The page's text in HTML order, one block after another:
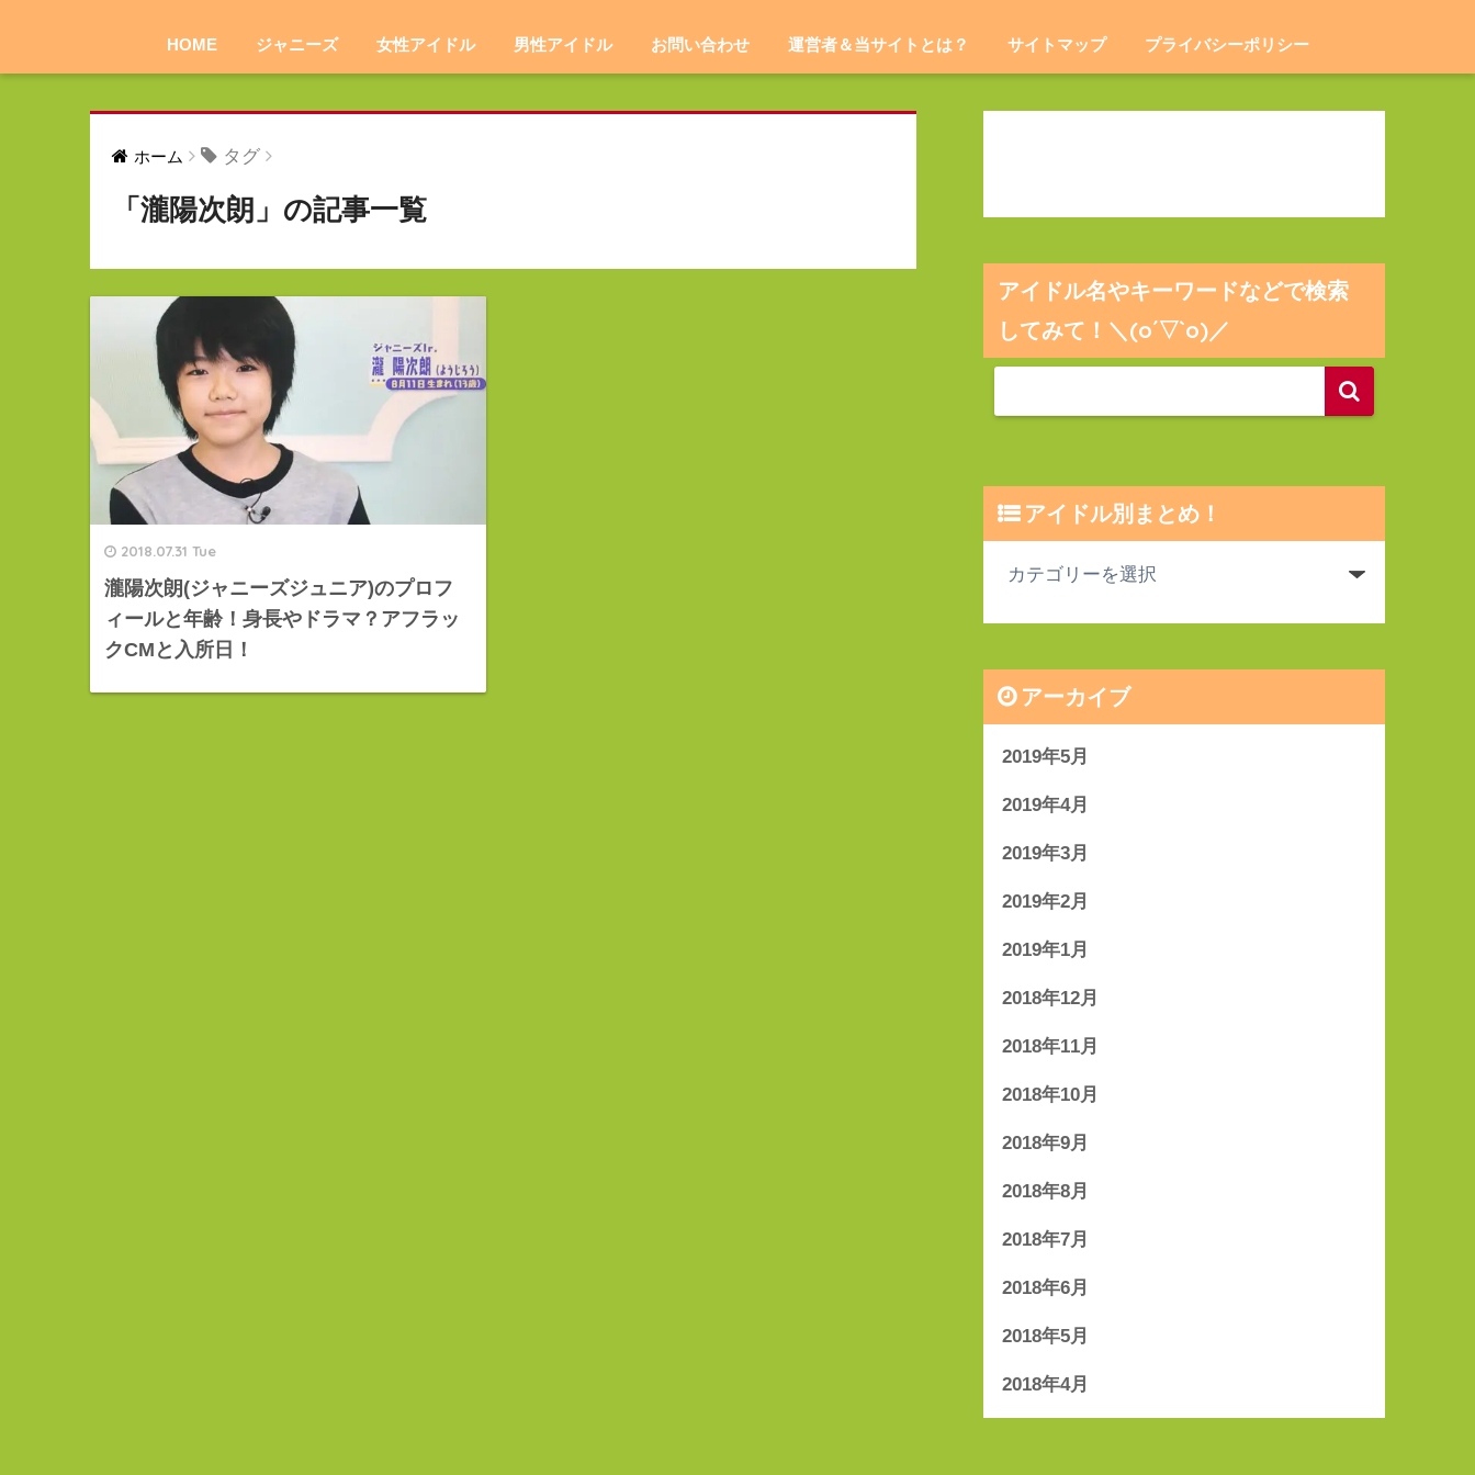
HOME ジャニーズ 女性アイドル 男性アイドル お問い合わせ 運営者＆当サイトとは？ サイトマップ プライバシーポリシー
ホーム タグ
「瀧陽次朗」の記事一覧
2018.07.31 Tue
瀧陽次朗(ジャニーズジュニア)のプロフ
ィールと年齢！身長やドラマ？アフラッ
クCMと入所日！
アイドル名やキーワードなどで検索
してみて！＼(o´▽`o)／
アイドル別まとめ！
アーカイブ
2019年5月
2019年4月
2019年3月
2019年2月
2019年1月
2018年12月
2018年11月
2018年10月
2018年9月
2018年8月
2018年7月
2018年6月
2018年5月
2018年4月